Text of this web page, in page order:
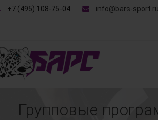
+7 (495) 108-75-04 info@bars-
Групповые